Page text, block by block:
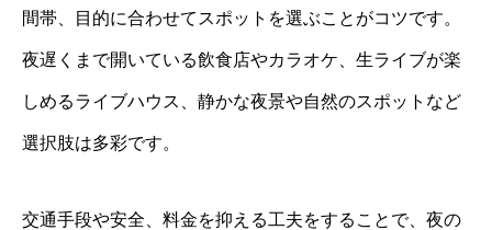
間帯、目的に合わせてスポットを選ぶことがコツです。
夜遅くまで開いている飲食店やカラオケ、生ライブが楽
しめるライブハウス、静かな夜景や自然のスポットなど
選択肢は多彩です。
交通手段や安全、料金を抑える工夫をすることで、夜の